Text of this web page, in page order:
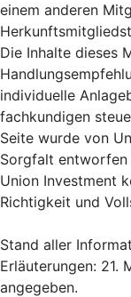
einem anderen
Die Inhalte dieses
individuelle
fachkundigen
Seite wurde von
Sorgfalt entworfen
Union Investment
Richtigkeit und
Stand aller
Erläuterungen: 21.
angegeben.